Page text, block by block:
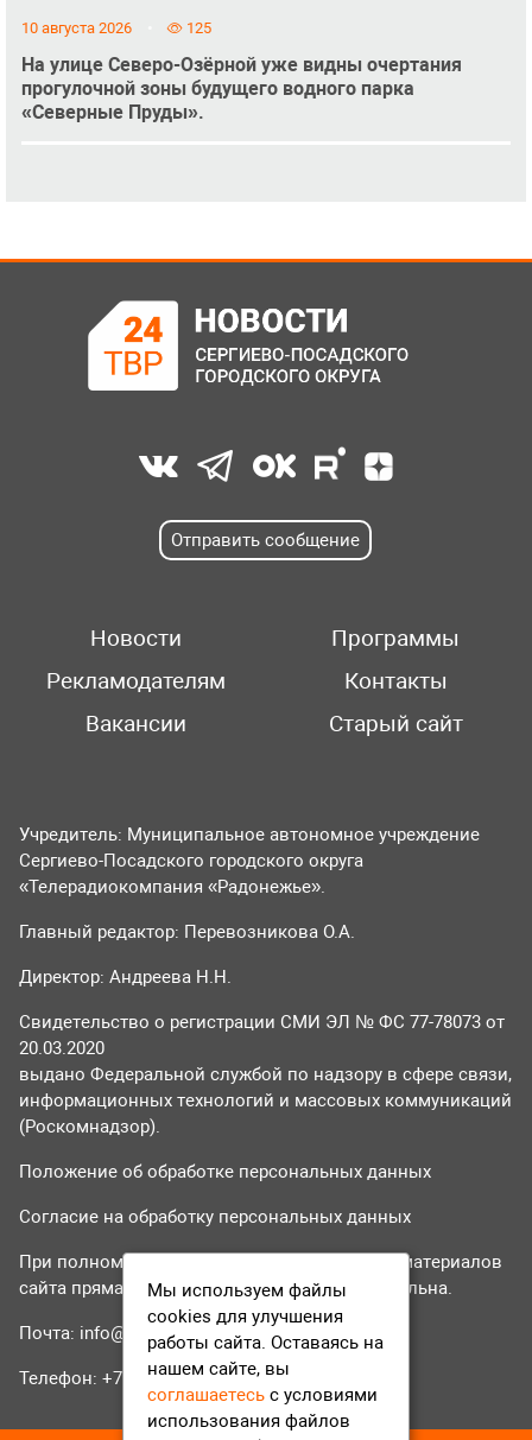
10 августа 2026 125
На улице Северо-Озёрной уже видны очертания
прогулочной зоны будущего водного парка
«Северные Пруды».
Отправить сообщение
Новости
Программы
Рекламодателям
Контакты
Вакансии
Старый сайт
Учредитель: Муниципальное автономное учреждение
Сергиево-Посадского городского округа
«Телерадиокомпания «Радонежье».
Главный редактор: Перевозникова О.А.
Директор: Андреева Н.Н.
Свидетельство о регистрации СМИ ЭЛ № ФС 77-78073 от
20.03.2020
выдано Федеральной службой по надзору в сфере связи,
информационных технологий и массовых коммуникаций
(Роскомнадзор).
Положение об обработке персональных данных
Согласие на обработку персональных данных
При полном или частичном использовании материалов
сайта прямая гиперссылка на tvr24.tv обязательна.
Почта: info@tvr24.tv
Телефон: +7 (496) 551-04-95
Мы используем файлы
cookies для улучшения
работы сайта. Оставаясь на
нашем сайте, вы
соглашаетесь с условиями
использования файлов